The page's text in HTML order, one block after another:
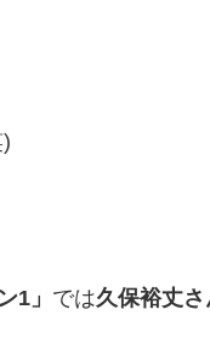
1」 では久保裕丈さ